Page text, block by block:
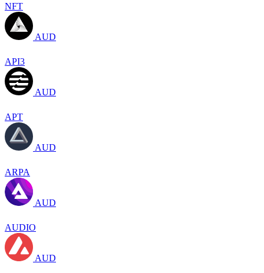
NFT
AUD
API3
AUD
APT
AUD
ARPA
AUD
AUDIO
AUD